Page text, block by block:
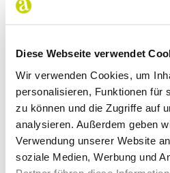
Diese Webseite verwendet
Wir verwenden Cookies, um
personalisieren, Funktionen für
zu können und die Zugriffe auf
analysieren. Außerdem geben
Verwendung unserer Website
soziale Medien, Werbung und